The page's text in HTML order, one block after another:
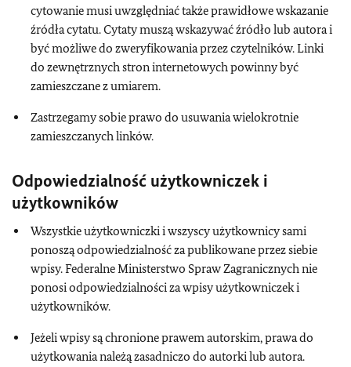
cytowanie musi uwzględniać także prawidłowe wskazanie
źródła cytatu. Cytaty muszą wskazywać źródło lub autora i
być możliwe do zweryfikowania przez czytelników. Linki
do zewnętrznych stron internetowych powinny być
zamieszczane z umiarem.
Zastrzegamy sobie prawo do usuwania wielokrotnie
zamieszczanych linków.
Odpowiedzialność użytkowniczek i
użytkowników
Wszystkie użytkowniczki i wszyscy użytkownicy sami
ponoszą odpowiedzialność za publikowane przez siebie
wpisy. Federalne Ministerstwo Spraw Zagranicznych nie
ponosi odpowiedzialności za wpisy użytkowniczek i
użytkowników.
Jeżeli wpisy są chronione prawem autorskim, prawa do
użytkowania należą zasadniczo do autorki lub autora.